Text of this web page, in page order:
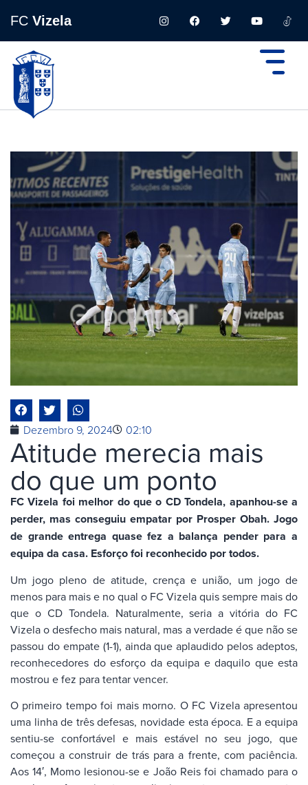
FC Vizela
Dezembro 9, 2024 02:10
Atitude merecia mais
do que um ponto
FC Vizela foi melhor do que o CD Tondela, apanhou-se a
perder, mas conseguiu empatar por Prosper Obah. Jogo
de grande entrega quase fez a balança pender para a
equipa da casa. Esforço foi reconhecido por todos.
Um jogo pleno de atitude, crença e união, um jogo de
menos para mais e no qual o FC Vizela quis sempre mais do
que o CD Tondela. Naturalmente, seria a vitória do FC
Vizela o desfecho mais natural, mas a verdade é que não se
passou do empate (1-1), ainda que aplaudido pelos adeptos,
reconhecedores do esforço da equipa e daquilo que esta
mostrou e fez para tentar vencer.
O primeiro tempo foi mais morno. O FC Vizela apresentou
uma linha de três defesas, novidade esta época. E a equipa
sentiu-se confortável e mais estável no seu jogo, que
começou a construir de trás para a frente, com paciência.
Aos 14′, Momo lesionou-se e João Reis foi chamado para o